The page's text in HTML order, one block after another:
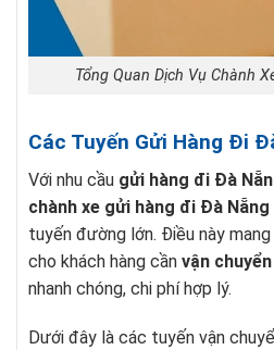
Tổng Quan Dịch Vụ Chành
Các Tuyến Gửi Hàng Đi
Với nhu cầu gửi hàng đi Đà
chành xe gửi hàng đi Đà Nẵng
tuyến đường lớn. Điều này
cho khách hàng cần vận
nhanh chóng, chi phí hợp lý.
Dưới đây là các tuyến vận